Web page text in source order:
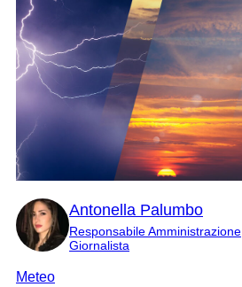
Antonella Palumbo
Responsabile Amministrazione
Giornalista
Meteo